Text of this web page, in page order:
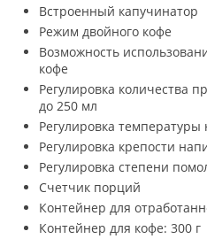
Встроенный капучинатор
Режим двойного кофе
Возможность
кофе
Регулировка количества
до 250 мл
Регулировка температуры
Регулировка крепости
Регулировка степени
Счетчик порций
Контейнер для
Контейнер для кофе: 300 г